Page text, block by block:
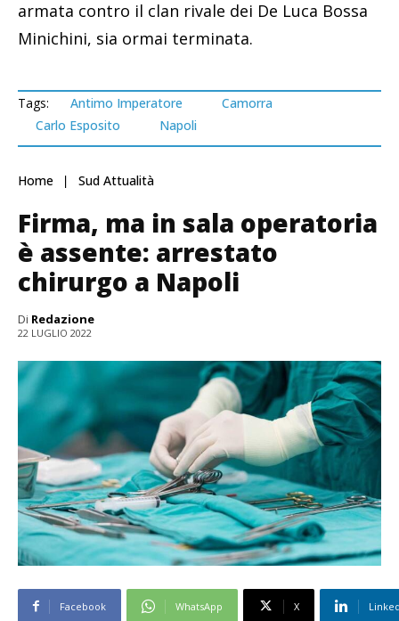
armata contro il clan rivale dei De Luca Bossa
Minichini, sia ormai terminata.
Tags: Antimo Imperatore
Camorra
Carlo Esposito
Napoli
Home Sud Attualità
Firma, ma in sala operatoria
è assente: arrestato
chirurgo a Napoli
Di Redazione
22 LUGLIO 2022
Facebook WhatsApp X